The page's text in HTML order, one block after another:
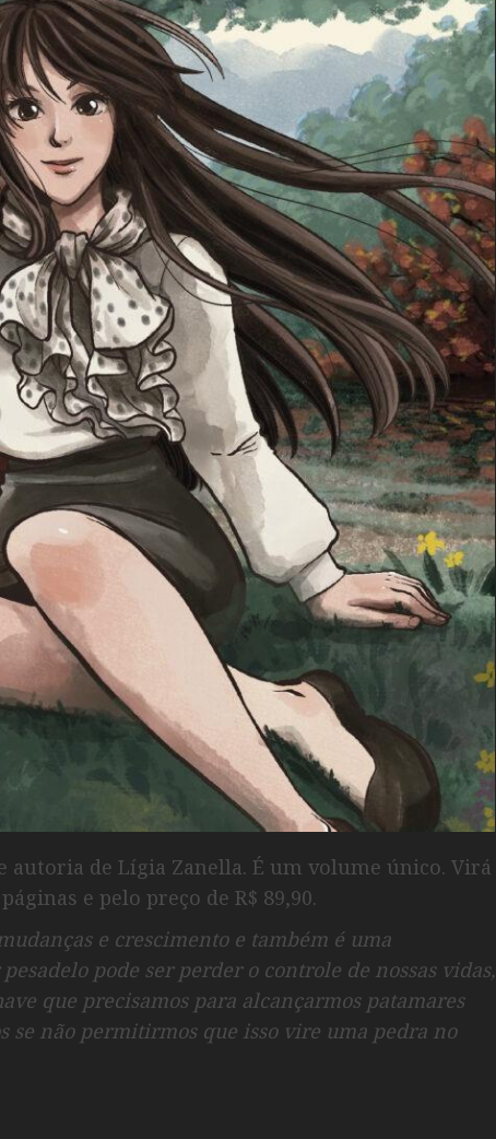
autoria de Lígia Zanella. É um volume único. Virá
e pelo preço de R$ 89,90.
e crescimento e também é uma
pode ser perder o controle de nossas vidas,
que precisamos para alcançarmos patamares
se não permitirmos que isso vire uma pedra no